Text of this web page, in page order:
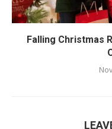
Falling Christmas